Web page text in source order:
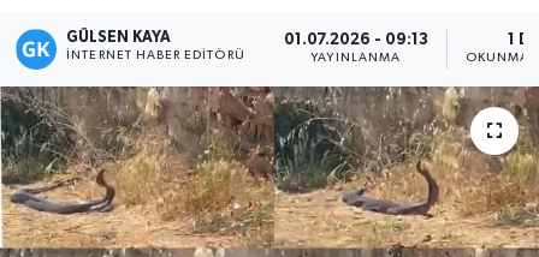
GÜLSEN KAYA
İNTERNET HABER EDITÖRÜ
01.07.2026 - 09:13
YAYINLANMA
1 DK
OKUNMA
Magazin
Mersin
Mersin Tarihi
Özel Haber